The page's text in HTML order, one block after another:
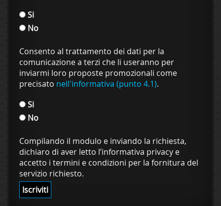
Si
No
Consento al trattamento dei dati per la
comunicazione a terzi che li useranno per
inviarmi loro proposte promozionali come
precisato nell'informativa (punto 4.1).
Si
No
Compilando il modulo e inviando la richiesta,
dichiaro di aver letto l’informativa privacy e
accetto i termini e condizioni per la fornitura del
servizio richiesto.